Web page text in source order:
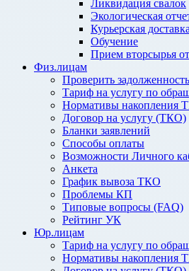
Ликвидация свалок
Экологическая
Курьерская доставка
Обучение
Прием вторсырья
Физ.лицам
Проверить задолженность
Тариф на услугу по
Нормативы накопления
Договор на услугу (ТКО)
Бланки заявлений
Способы оплаты
Возможности Личного
Анкета
График вывоза ТКО
Проблемы КП
Типовые вопросы (FAQ)
Рейтинг УК
Юр.лицам
Тариф на услугу по
Нормативы накопления